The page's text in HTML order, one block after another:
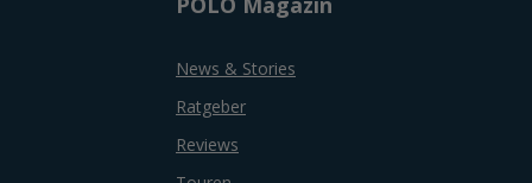
News & Stories
Ratgeber
Reviews